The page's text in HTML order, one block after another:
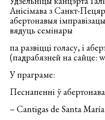
Анісімава з Санкт-
абертонавыя
вядуць семінары
па развіцці голасу, і
(падрабязней на сайце:
У праграме:
Песнапенні ў
– Cantigas de Santa